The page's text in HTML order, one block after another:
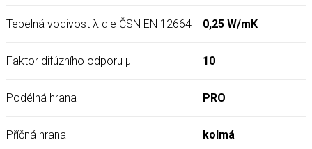
Tepelná vodivost λ dle ČSN EN 12664 0,25 W/mK
Faktor difúzního odporu μ 10
Podélná hrana PRO
Příčná hrana kolmá